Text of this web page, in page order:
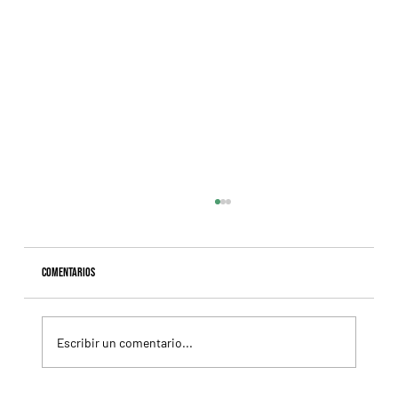
Comentarios
Escribir un comentario...